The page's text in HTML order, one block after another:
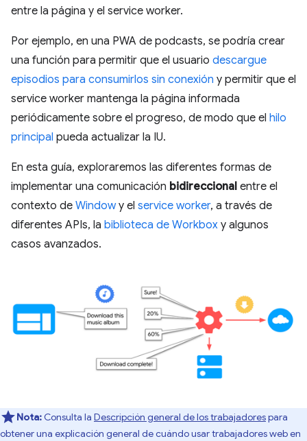
entre la página y el service worker.
Por ejemplo, en una PWA de podcasts, se podría crear
una función para permitir que el usuario descargue
episodios para consumirlos sin conexión y permitir que el
service worker mantenga la página informada
periódicamente sobre el progreso, de modo que el hilo
principal pueda actualizar la IU.
En esta guía, exploraremos las diferentes formas de
implementar una comunicación bidireccional entre el
contexto de Windowy el service worker, a través de
diferentes APIs, la biblioteca de Workbox y algunos
casos avanzados.
Nota: Consulta la Descripción general de los trabajadorespara
obtener una explicación general de cuándo usar trabajadores web en